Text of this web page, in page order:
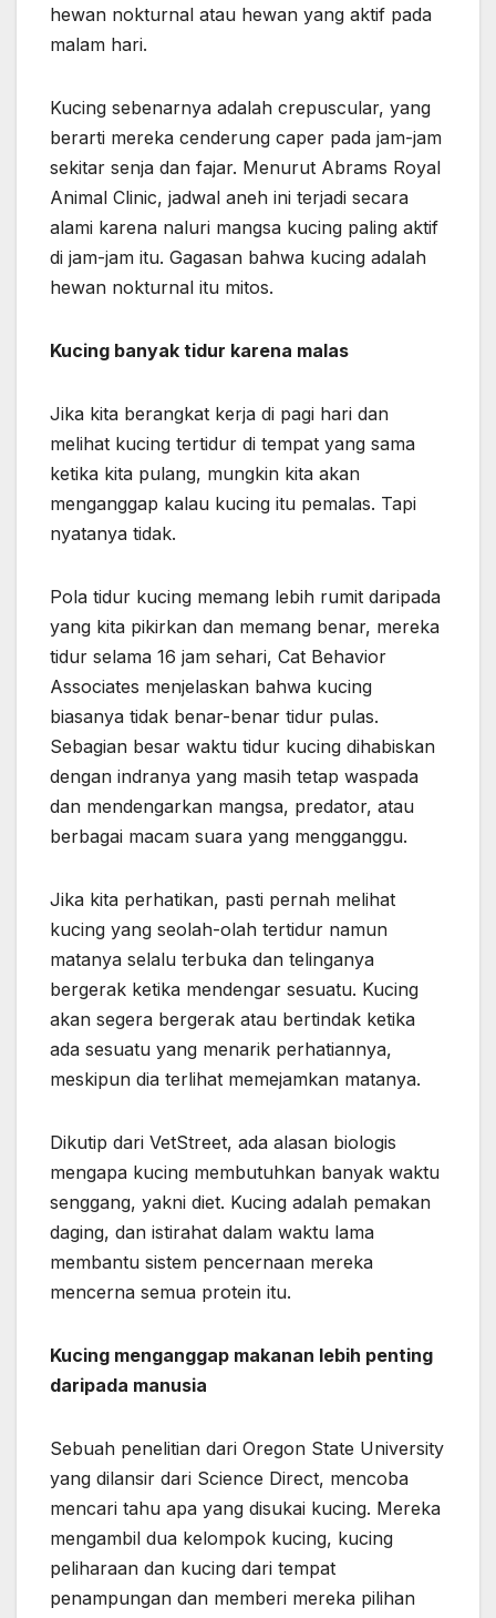
hewan nokturnal atau hewan yang aktif pada
malam hari.
Kucing sebenarnya adalah crepuscular, yang
berarti mereka cenderung caper pada jam-jam
sekitar senja dan fajar. Menurut Abrams Royal
Animal Clinic, jadwal aneh ini terjadi secara
alami karena naluri mangsa kucing paling aktif
di jam-jam itu. Gagasan bahwa kucing adalah
hewan nokturnal itu mitos.
Kucing banyak tidur karena malas
Jika kita berangkat kerja di pagi hari dan
melihat kucing tertidur di tempat yang sama
ketika kita pulang, mungkin kita akan
menganggap kalau kucing itu pemalas. Tapi
nyatanya tidak.
Pola tidur kucing memang lebih rumit daripada
yang kita pikirkan dan memang benar, mereka
tidur selama 16 jam sehari, Cat Behavior
Associates menjelaskan bahwa kucing
biasanya tidak benar-benar tidur pulas.
Sebagian besar waktu tidur kucing dihabiskan
dengan indranya yang masih tetap waspada
dan mendengarkan mangsa, predator, atau
berbagai macam suara yang mengganggu.
Jika kita perhatikan, pasti pernah melihat
kucing yang seolah-olah tertidur namun
matanya selalu terbuka dan telinganya
bergerak ketika mendengar sesuatu. Kucing
akan segera bergerak atau bertindak ketika
ada sesuatu yang menarik perhatiannya,
meskipun dia terlihat memejamkan matanya.
Dikutip dari VetStreet, ada alasan biologis
mengapa kucing membutuhkan banyak waktu
senggang, yakni diet. Kucing adalah pemakan
daging, dan istirahat dalam waktu lama
membantu sistem pencernaan mereka
mencerna semua protein itu.
Kucing menganggap makanan lebih penting
daripada manusia
Sebuah penelitian dari Oregon State University
yang dilansir dari Science Direct, mencoba
mencari tahu apa yang disukai kucing. Mereka
mengambil dua kelompok kucing, kucing
peliharaan dan kucing dari tempat
penampungan dan memberi mereka pilihan